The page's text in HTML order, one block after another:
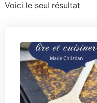
Voici le seul résultat